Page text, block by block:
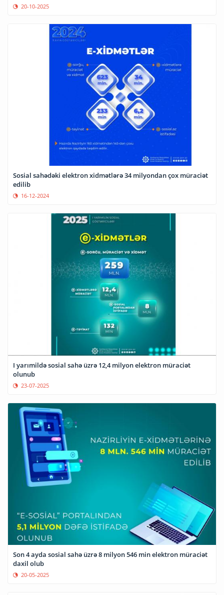
20-10-2025
Sosial sahədəki elektron xidmətlərə 34 milyondan çox müraciət
edilib
16-12-2024
I yarımildə sosial sahə üzrə 12,4 milyon elektron müraciət
olunub
23-07-2025
Son 4 ayda sosial sahə üzrə 8 milyon 546 min elektron müraciət
daxil olub
20-05-2025